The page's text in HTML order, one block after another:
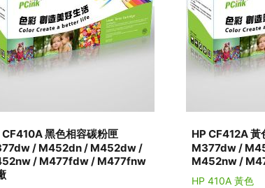
CF410A 黑色相容碳粉匣
/ M452dn / M452dw /
/ M477fdw / M477fnw
HP CF412A 黃
M377dw /
M452nw /
HP 410A 黃色